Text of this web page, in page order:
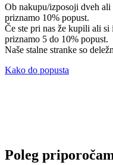
Ob nakupu/izposoji dveh
priznamo 10% popust.
Če ste pri nas že kupili ali
priznamo 5 do 10% popust.
Naše stalne stranke so
Kako do popusta
Poleg